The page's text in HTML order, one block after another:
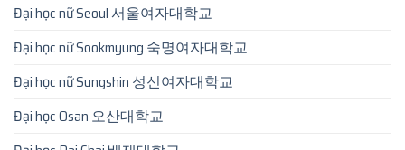
Đại học nữ Seoul 서울여자대학교
Đại học nữ Sookmyung 숙명여자대학교
Đại học nữ Sungshin 성신여자대학교
Đại học Osan 오산대학교